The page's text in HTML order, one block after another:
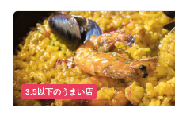
3.5以下のうまい店